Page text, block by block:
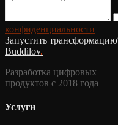
конфиденциальности
Запустить трансформацию
Buddilov.
Разработка цифровых
продуктов с 2018 года
Услуги